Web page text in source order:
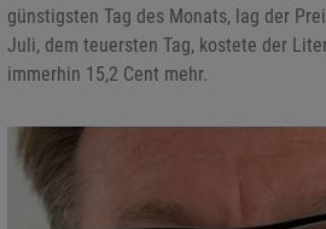
günstigsten Tag des Monats, lag der
Juli, dem teuersten Tag, kostete der
immerhin 15,2 Cent mehr.